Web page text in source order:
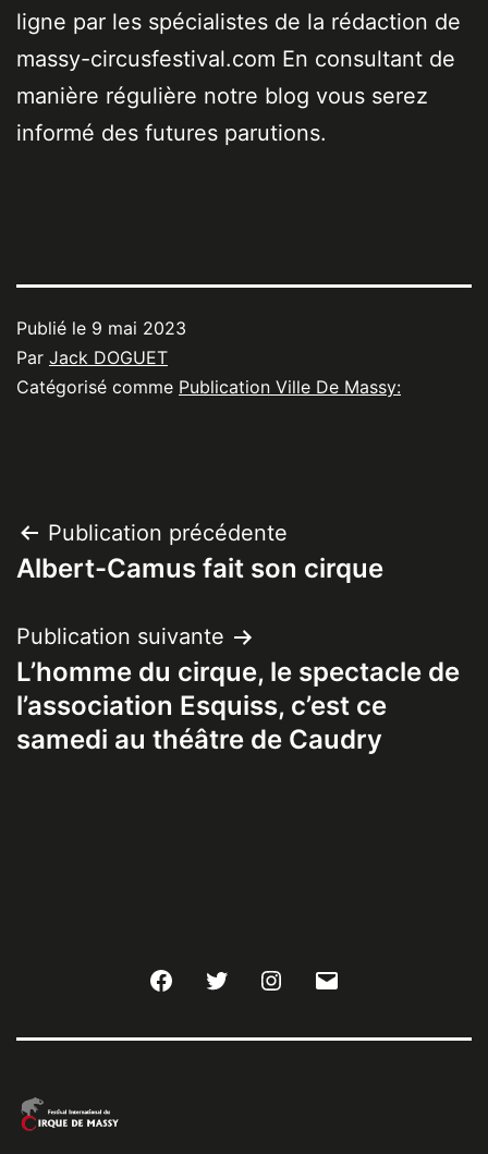
ligne par les spécialistes de la rédaction de
massy-circusfestival.com En consultant de
manière régulière notre blog vous serez
informé des futures parutions.
Publié le 9 mai 2023
Par Jack DOGUET
Catégorisé comme Publication Ville De Massy:
Navigation
de
l’article
Publication précédente
Albert-Camus fait son cirque
Publication suivante
L’homme du cirque, le spectacle de
l’association Esquiss, c’est ce
samedi au théâtre de Caudry
FacebookTwitter Instagram